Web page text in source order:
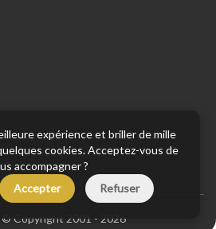
© Copyright 2001 - 2026
expérience et briller de mille
cookies. Acceptez-vous de
accompagner ?
Accepter Refuser